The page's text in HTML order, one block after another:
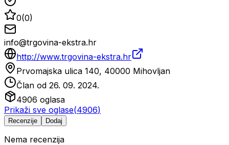
0(0)
info@trgovina-ekstra.hr
http://www.trgovina-ekstra.hr
Prvomajska ulica 140, 40000 Mihovljan
Član od 26. 09. 2024.
4906 oglasa
Prikaži sve oglase(4906)
Recenzije Dodaj
Nema recenzija